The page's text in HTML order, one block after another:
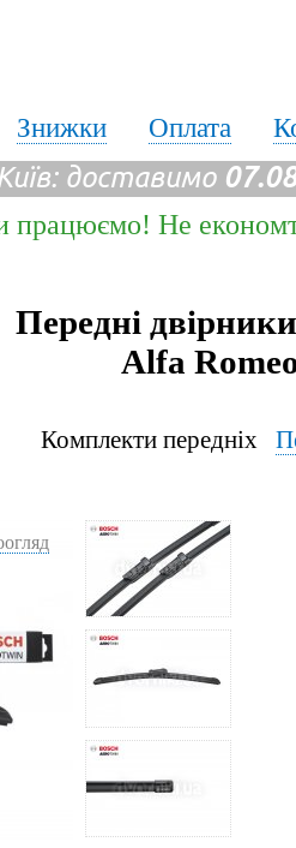
Знижки Оплата
доставимо 07.08
працюємо! Не
Передні
Alfa
Комплекти передніх